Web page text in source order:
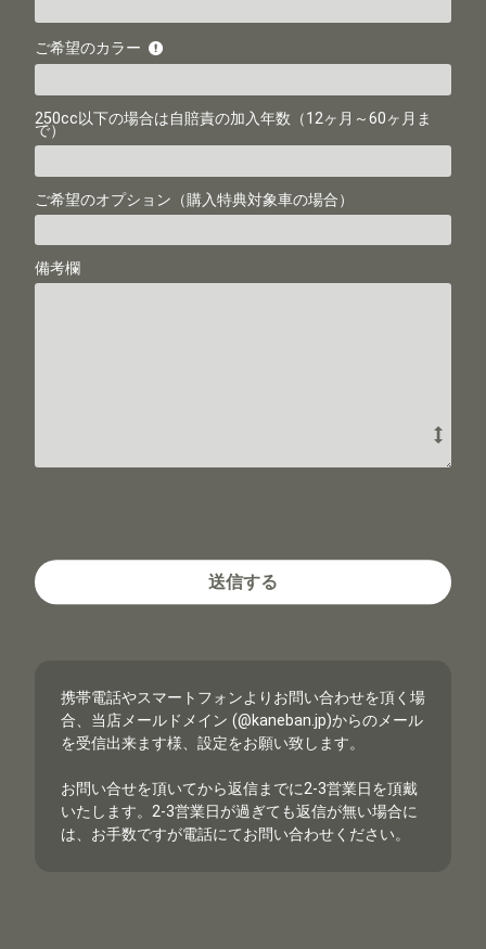
ご希望のカラー
250cc以下の場合は自賠責の加入年数 （12ヶ月～60ヶ月ま
で）
ご希望のオプション （購入特典対象車の場合）
備考欄
携帯電話やスマートフォンよりお問い合わせを頂く場
合、当店メールドメイン (@kaneban.jp)からのメール
を受信出来ます様、設定をお願い致します。
お問い合せを頂いてから返信までに2-3営業日を頂戴
いたします。2-3営業日が過ぎても返信が無い場合に
は、お手数ですが電話にてお問い合わせください。